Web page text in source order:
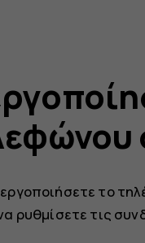
το
ρυθμίσετε τις